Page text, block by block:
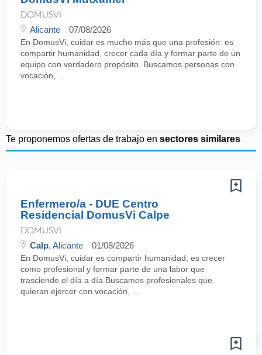
DOMUSVI
Alicante 07/08/2026
En DomusVi, cuidar es mucho más que una profesión: es
compartir humanidad, crecer cada día y formar parte de un
equipo con verdadero propósito. Buscamos personas con
vocación, ...
Te proponemos ofertas de trabajo en sectores similares
Enfermero/a - DUE Centro
Residencial DomusVi Calpe
DOMUSVI
Calp, Alicante 01/08/2026
En DomusVi, cuidar es compartir humanidad, es crecer
como profesional y formar parte de una labor que
trasciende el día a día.Buscamos profesionales que
quieran ejercer con vocación, ...